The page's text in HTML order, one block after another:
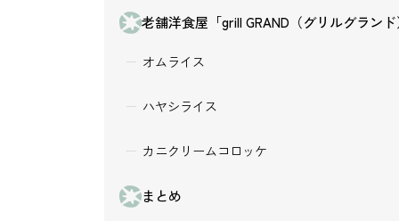
老舗洋食屋「grill GRAND（グリルグラン
オムライス
ハヤシライス
カニクリームコロッケ
まとめ